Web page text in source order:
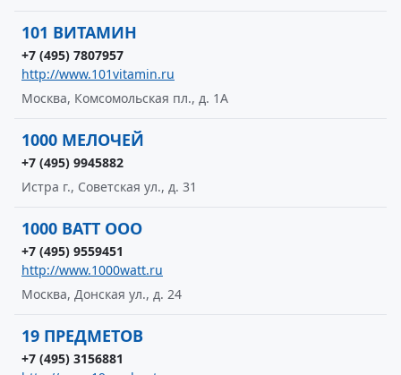
101 ВИТАМИН
+7 (495) 7807957
http://www.101vitamin.ru
Москва, Комсомольская пл., д. 1А
1000 МЕЛОЧЕЙ
+7 (495) 9945882
Истра г., Советская ул., д. 31
1000 ВАТТ ООО
+7 (495) 9559451
http://www.1000watt.ru
Москва, Донская ул., д. 24
19 ПРЕДМЕТОВ
+7 (495) 3156881